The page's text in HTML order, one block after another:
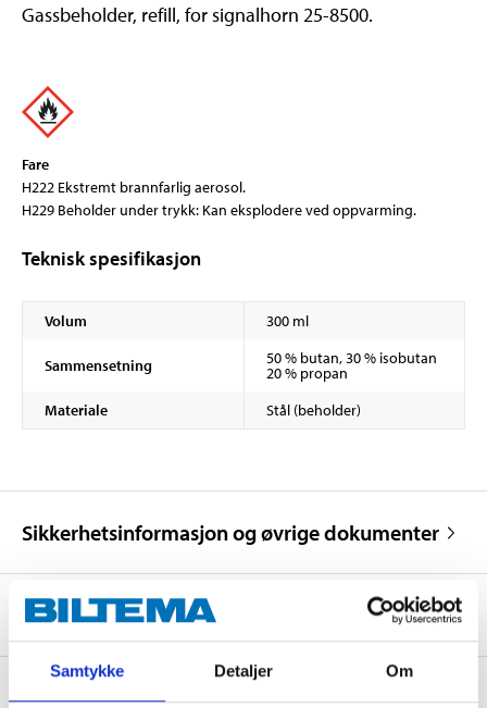
Samtykke Detaljer Om
Gassbeholder, refill, for signalhorn 25-8500.
Fare
H222 Ekstremt brannfarlig aerosol.
H229 Beholder under trykk: Kan eksplodere ved oppvarming.
Teknisk spesifikasjon
Volum 300 ml
Sammensetning 50 % butan, 30 % isobutan
20 % propan
Materiale
Stål (beholder)
Sikkerhetsinformasjon og øvrige dokumenter
Om produsenten